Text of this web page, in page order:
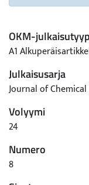
OKM-
A1
Julkaisusarja
Journal of
Volyymi
24
Numero
8